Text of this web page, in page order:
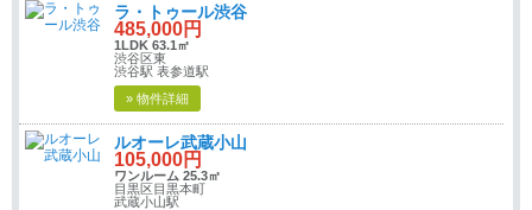
ラ・トゥール渋谷
485,000円
1LDK 63.1㎡
渋谷区東
渋谷駅 表参道駅
» 物件詳細
ルオーレ武蔵小山
105,000円
ワンルーム 25.3㎡
目黒区目黒本町
武蔵小山駅